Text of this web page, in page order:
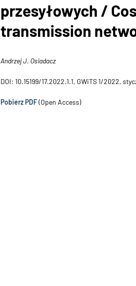
przesyłowych /
transmission
Andrzej J. Osiadacz
DOI: 10.15199/17.2022.1.1, GWiTS 1/2022,
Pobierz PDF(Open Access)